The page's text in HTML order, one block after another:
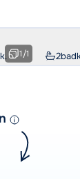
2
1/1